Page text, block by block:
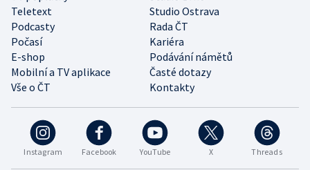
Instagram Facebook YouTube X Threads
Teletext
Studio Ostrava
Podcasty
Rada ČT
Počasí
Kariéra
E-shop
Podávání námětů
Mobilní a TV aplikace
Časté dotazy
Vše o ČT
Kontakty